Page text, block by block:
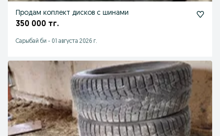
Продам коплект дисков с шинами
350 000 тг.
Сарыбай би - 01 августа 2026 г.